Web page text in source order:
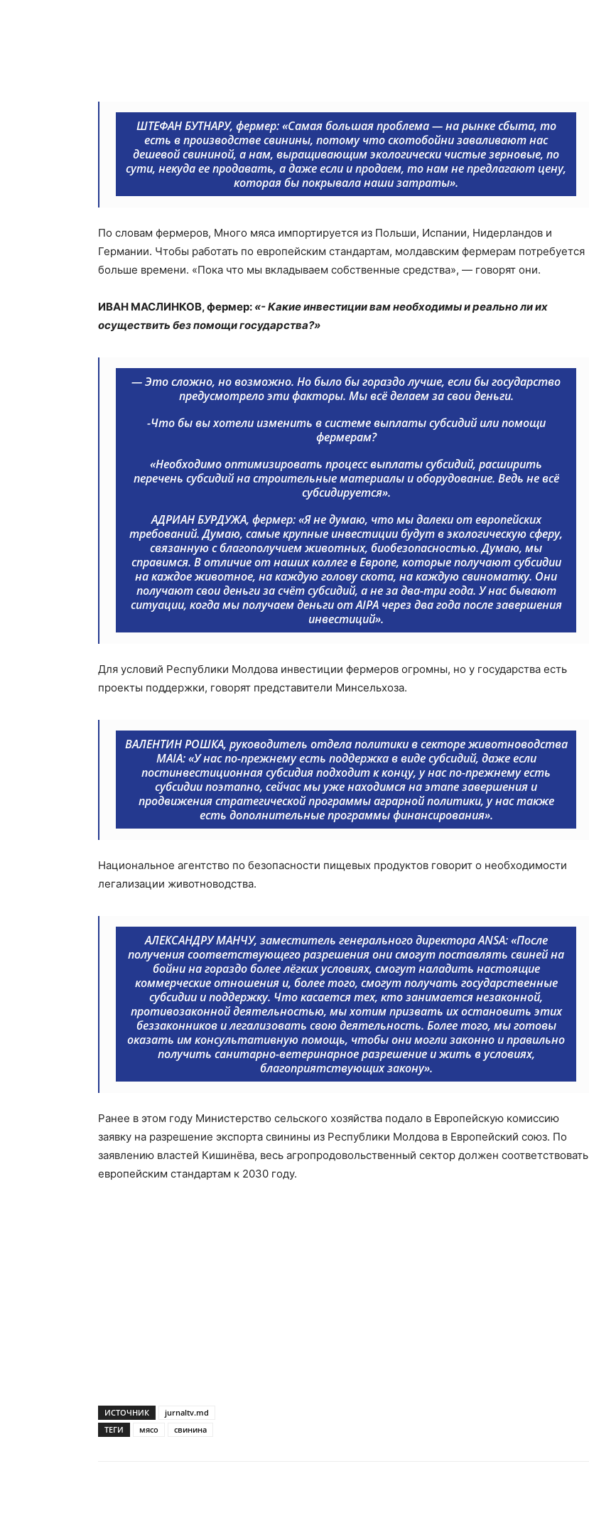
ШТЕФАН БУТНАРУ, фермер:«Самая большая проблема — на рынке сбыта, то
есть в производстве свинины, потому что скотобойни заваливают нас
дешевой свининой, а нам, выращивающим экологически чистые зерновые, по
сути, некуда ее продавать, а даже если и продаем, то нам не предлагают цену,
которая бы покрывала наши затраты».
По словам фермеров, Много мяса импортируется из Польши, Испании, Нидерландов и
Германии. Чтобы работать по европейским стандартам, молдавским фермерам потребуется
больше времени. «Пока что мы вкладываем собственные средства», — говорят они.
ИВАН МАСЛИНКОВ, фермер: «- Какие инвестиции вам необходимы и реально ли их
осуществить без помощи государства?»
— Это сложно, но возможно. Но было бы гораздо лучше, если бы государство
предусмотрело эти факторы. Мы всё делаем за свои деньги.
-Что бы вы хотели изменить в системе выплаты субсидий или помощи
фермерам?
«Необходимо оптимизировать процесс выплаты субсидий, расширить
перечень субсидий на строительные материалы и оборудование. Ведь не всё
субсидируется».
АДРИАН БУРДУЖА, фермер:«Я не думаю, что мы далеки от европейских
требований. Думаю, самые крупные инвестиции будут в экологическую сферу,
связанную с благополучием животных, биобезопасностью. Думаю, мы
справимся. В отличие от наших коллег в Европе, которые получают субсидии
на каждое животное, на каждую голову скота, на каждую свиноматку. Они
получают свои деньги за счёт субсидий, а не за два-три года. У нас бывают
ситуации, когда мы получаем деньги от AIPA через два года после завершения
инвестиций».
Для условий Республики Молдова инвестиции фермеров огромны, но у государства есть
проекты поддержки, говорят представители Минсельхоза.
ВАЛЕНТИН РОШКА, руководитель отдела политики в секторе животноводства
MAIA:«У нас по-прежнему есть поддержка в виде субсидий, даже если
постинвестиционная субсидия подходит к концу, у нас по-прежнему есть
субсидии поэтапно, сейчас мы уже находимся на этапе завершения и
продвижения стратегической программы аграрной политики, у нас также
есть дополнительные программы финансирования».
Национальное агентство по безопасности пищевых продуктов говорит о необходимости
легализации животноводства.
АЛЕКСАНДРУ МАНЧУ, заместитель генерального директора ANSA:«После
получения соответствующего разрешения они смогут поставлять свиней на
бойни на гораздо более лёгких условиях, смогут наладить настоящие
коммерческие отношения и, более того, смогут получать государственные
субсидии и поддержку. Что касается тех, кто занимается незаконной,
противозаконной деятельностью, мы хотим призвать их остановить этих
беззаконников и легализовать свою деятельность. Более того, мы готовы
оказать им консультативную помощь, чтобы они могли законно и правильно
получить санитарно-ветеринарное разрешение и жить в условиях,
благоприятствующих закону».
Ранее в этом году Министерство сельского хозяйства подало в Европейскую комиссию
заявку на разрешение экспорта свинины из Республики Молдова в Европейский союз. По
заявлению властей Кишинёва, весь агропродовольственный сектор должен соответствовать
европейским стандартам к 2030 году.
ИСТОЧНИК
jurnaltv.md
ТЕГИ
мясо свинина